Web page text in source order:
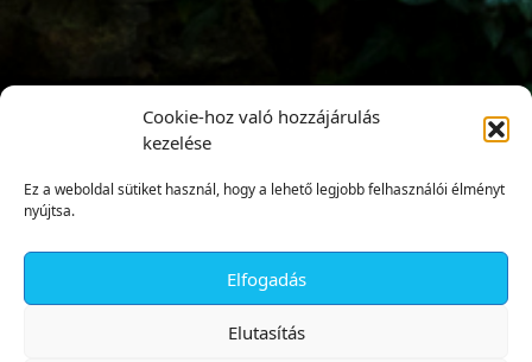
Cookie-hoz való hozzájárulás
kezelése
Ez a weboldal sütiket használ, hogy a lehető legjobb felhasználói élményt
nyújtsa.
Elfogadás
Elutasítás
✕